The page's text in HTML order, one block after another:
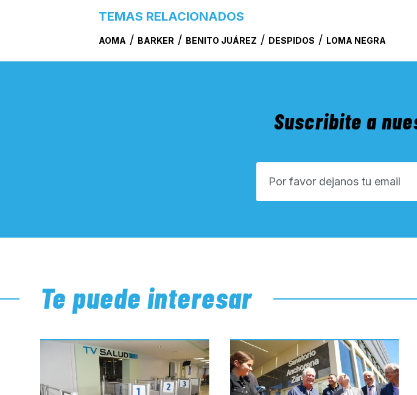
TEMAS RELACIONADOS
AOMA / BARKER / BENITO JUÁREZ / DESPIDOS / LOMA NEGRA
Suscribite a
Te puede interesar